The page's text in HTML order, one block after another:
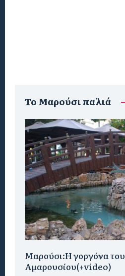
To Μαρούσι παλιά
Μαρούσι:H γοργόνα του
Αμαρουσίου(+video)